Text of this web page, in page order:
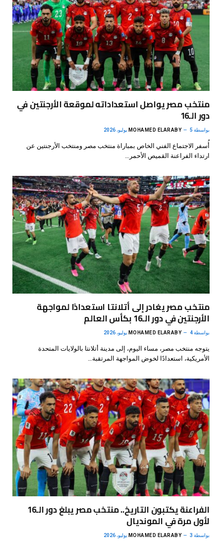
منتخب مصر يواصل استعداداته لموقعة الأرجنتين في
دور الـ16
بواسطة MOHAMED ELARABY 5 يوليو، 2026
أُسفر الاجتماع الفني الخاص بمباراة منتخب مصر ومنتخب الأرجنتين عن
ارتداء الفراعنة القميص الأحمر…
منتخب مصر يغادر إلى أتلانتا استعدادًا لمواجهة
الأرجنتين في دور الـ16 بكأس العالم
بواسطة MOHAMED ELARABY 4 يوليو، 2026
يتوجه منتخب مصر، مساء اليوم، إلى مدينة أتلانتا بالولايات المتحدة
الأمريكية، استعدادًا لخوض المواجهة المرتقبة…
الفراعنة يكتبون التاريخ.. منتخب مصر يبلغ دور الـ16
لأول مرة في المونديال
بواسطة MOHAMED ELARABY 3 يوليو، 2026